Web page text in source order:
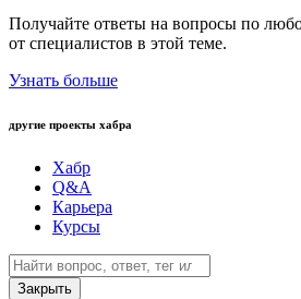
Получайте ответы на вопросы по
от специалистов в этой теме.
Узнать больше
другие проекты хабра
Хабр
Q&A
Карьера
Курсы
Закрыть